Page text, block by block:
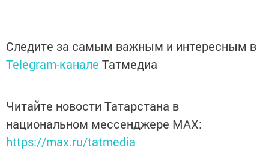
Следите за самым важным и интересным в
Telegram-канале Татмедиа
Читайте новости Татарстана в
национальном мессенджере MАХ:
https://max.ru/tatmedia